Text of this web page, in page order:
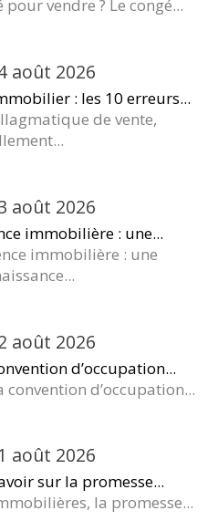
vendre ? Le congé...
août 2026
: les 10 erreurs...
de vente,
août 2026
immobilière : une...
immobilière : une
août 2026
d’occupation...
d’occupation...
août 2026
sur la promesse...
la promesse...